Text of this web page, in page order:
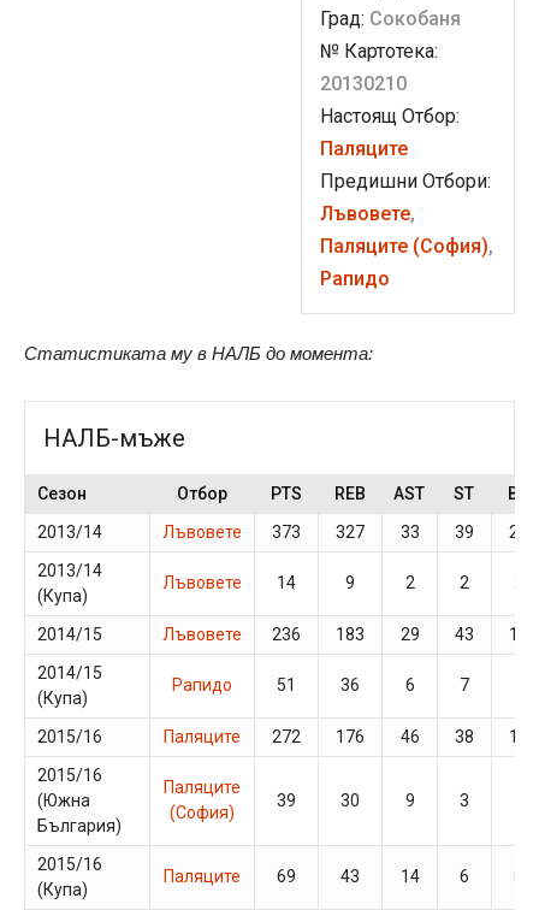
Град: Сокобаня
№ Картотека:
20130210
Настоящ Отбор:
Паляците
Предишни Отбори:
Лъвовете,
Паляците (София),
Рапидо
Статистиката му в НАЛБ до момента:
НАЛБ-мъже
Сезон Отбор PTS REB AST ST
BS
2013/14
Лъвовете 373 327 33 39
20
2013/14
(Купа)
Лъвовете 14 9 2 2 2
2014/15 Лъвовете 236 183 29 43
18
2014/15
(Купа)
Рапидо 51 36 6 7
2015/16 Паляците 272 176 46 38
16
2015/16
(Южна
България)
Паляците
(София)
39 30 9 3
2015/16
(Купа)
Паляците 69 43 14 6 8